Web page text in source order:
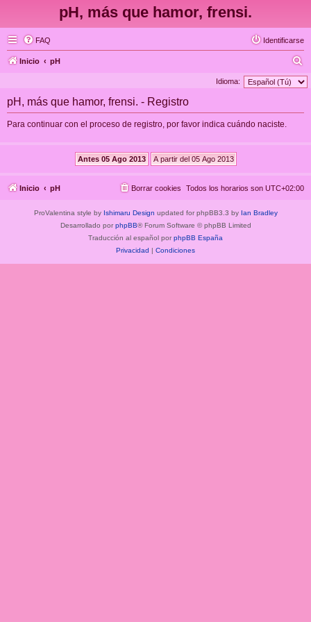
pH, más que hamor, frensi.
FAQ Identificarse
Inicio pH
u
Idioma:
pH, más que hamor, frensi. - Registro
Para continuar con el proceso de registro, por favor indica cuándo naciste.
Inicio pH Todos los horarios son UTC+02:00
Borrar cookies
ProValentina style by Ishimaru Design updated for phpBB3.3 by Ian Bradley
Desarrollado por phpBB® Forum Software © phpBB Limited
Traducción al español por phpBB España
Privacidad | Condiciones